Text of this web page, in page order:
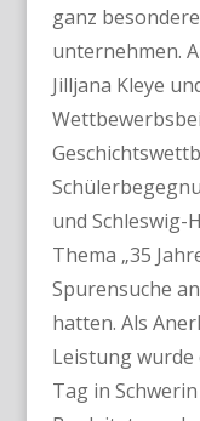
ganz
unternehmen.
Jilljana Kleye
und Schleswig-
Thema „35
Spurensuche
hatten. Als
Leistung wurde
Tag in